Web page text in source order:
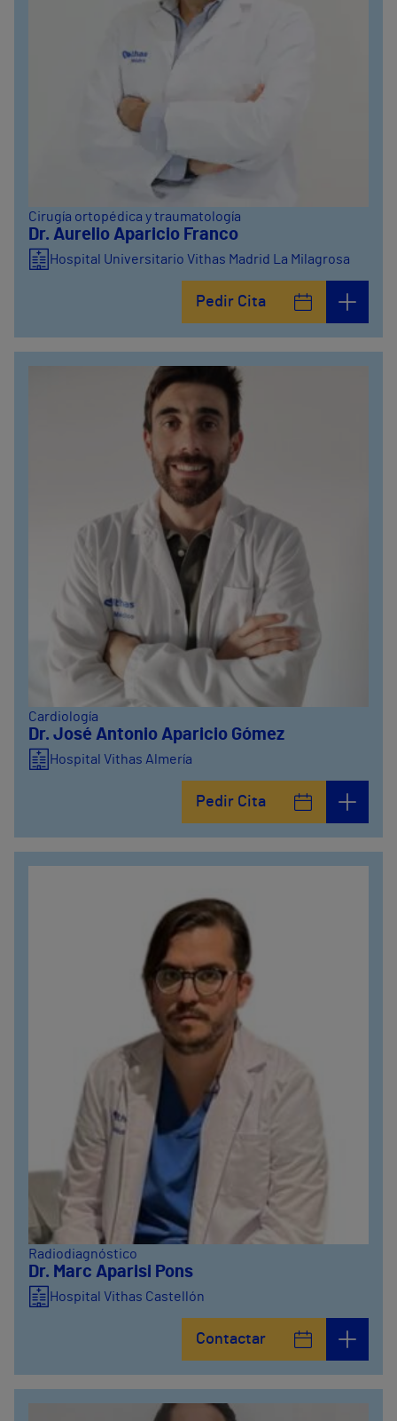
Cirugía ortopédica y traumatología
Dr. Aurelio Aparicio Franco
Hospital Universitario Vithas Madrid La Milagrosa
Pedir Cita
Cardiología
Dr. José Antonio Aparicio Gómez
Hospital Vithas Almería
Pedir Cita
Radiodiagnóstico
Dr. Marc Aparisi Pons
Hospital Vithas Castellón
Contactar